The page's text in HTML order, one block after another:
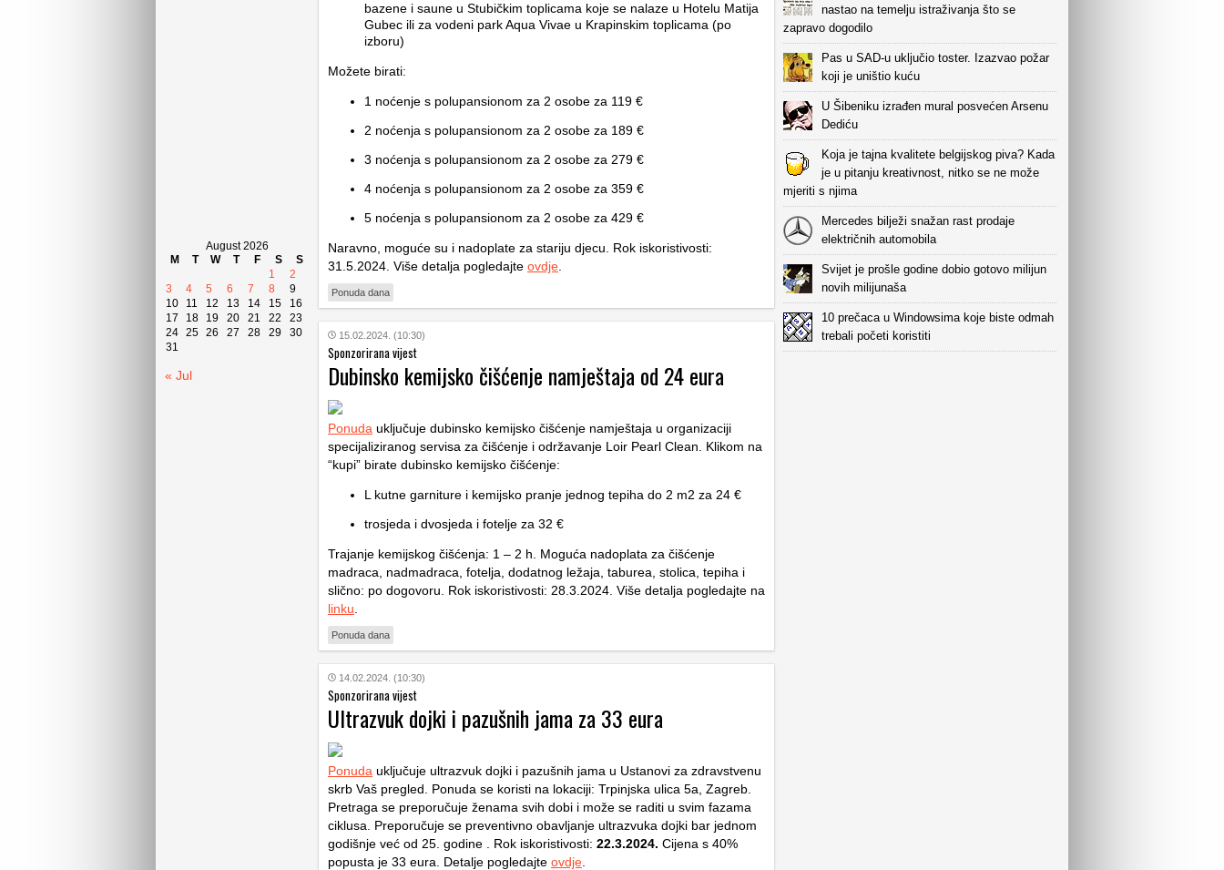
August 2026
M
T W T F S
S
1
2
3
4 5 6 7 8
9
10
11 12 13 14 15
16
17
18 19 20 21 22
23
24 25 26 27 28 29
30
31
« Jul
bazene i saune u Stubičkim toplicama koje se nalaze u Hotelu Matija
Gubec ili za vodeni park Aqua Vivae u Krapinskim toplicama (po
izboru)
Možete birati:
1 noćenje s polupansionom za 2 osobe za 119 €
2 noćenja s polupansionom za 2 osobe za 189 €
3 noćenja s polupansionom za 2 osobe za 279 €
4 noćenja s polupansionom za 2 osobe za 359 €
5 noćenja s polupansionom za 2 osobe za 429 €
Naravno, moguće su i nadoplate za stariju djecu. Rok iskoristivosti:
31.5.2024. Više detalja pogledajte ovdje
Ponuda dana
15.02.2024. (10:30)
Sponzorirana vijest
Dubinsko kemijsko čišćenje namještaja od 24 eura
Ponuda uključuje dubinsko kemijsko čišćenje namještaja u organizaciji
specijaliziranog servisa za čišćenje i održavanje Loir Pearl Clean. Klikom na
“kupi” birate dubinsko kemijsko čišćenje:
L kutne garniture i kemijsko pranje jednog tepiha do 2 m2 za 24 €
trosjeda i dvosjeda i fotelje za 32 €
Trajanje kemijskog čišćenja: 1 – 2 h. Moguća nadoplata za čišćenje
madraca, nadmadraca, fotelja, dodatnog ležaja, taburea, stolica, tepiha i
slično: po dogovoru. Rok iskoristivosti: 28.3.2024. Više detalja pogledajte na
linku
Ponuda dana
14.02.2024. (10:30)
Sponzorirana vijest
Ultrazvuk dojki i pazušnih jama za 33 eura
Ponuda uključuje ultrazvuk dojki i pazušnih jama u Ustanovi za zdravstvenu
skrb Vaš pregled. Ponuda se koristi na lokaciji: Trpinjska ulica 5a, Zagreb.
Pretraga se preporučuje ženama svih dobi i može se raditi u svim fazama
ciklusa. Preporučuje se preventivno obavljanje ultrazvuka dojki bar jednom
godišnje već od 25. godine . Rok iskoristivosti: 22.3.2024. Cijena s 40%
popusta je 33 eura. Detalje pogledajte ovdje
nastao na temelju istraživanja što se
zapravo dogodilo
Pas u SAD-u uključio toster. Izazvao požar
koji je uništio kuću
U Šibeniku izrađen mural posvećen Arsenu
Dediću
Koja je tajna kvalitete belgijskog piva? Kada
je u pitanju kreativnost, nitko se ne može
mjeriti s njima
Mercedes bilježi snažan rast prodaje
električnih automobila
Svijet je prošle godine dobio gotovo milijun
novih milijunaša
10 prečaca u Windowsima koje biste odmah
trebali početi koristiti